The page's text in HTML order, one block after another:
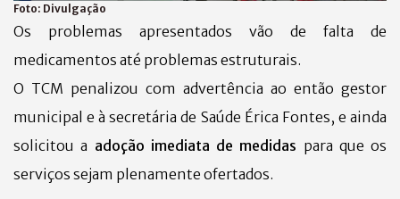
Foto: Divulgação
Os problemas apresentados vão de falta de
medicamentos até problemas estruturais.
O TCM penalizou com advertência ao então gestor
municipal e à secretária de Saúde Érica Fontes, e ainda
solicitou a adoção imediata de medidas para que os
serviços sejam plenamente ofertados.